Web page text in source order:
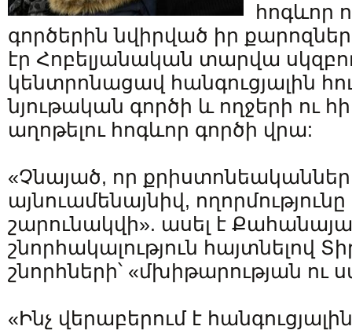
հոգևոր
գործերին նվիրված իր
էր Հոբելյանական տարվա
կենտրոնացավ հանգուցյալին
նյութական գործի և ողջերի ու
աղոթելու հոգևոր գործի վրա:
«Չնայած, որ
այնուամենայնիվ,
շարունակվի». ասել է
շնորհակալություն հայտնելով
շնորհների՝ «մխիթարության
«Ինչ վերաբերում է հանգուցյալին